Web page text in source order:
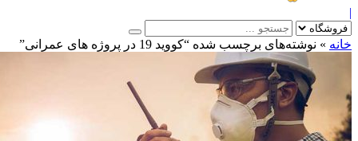
»نوشته‌های برچسب شده “کووید 19 در پروژه های عمرانی”